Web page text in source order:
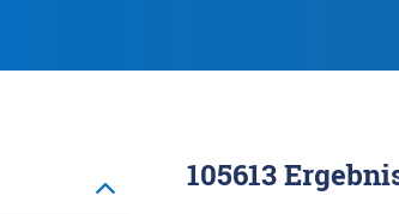
105613